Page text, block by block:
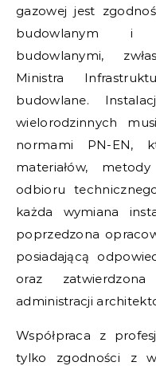
gazowej jest
budowlanym i
budowlanymi,
Ministra
budowlane.
wielorodzinnych
normami PN-EN,
materiałów,
odbioru
każda wymiana
poprzedzona
posiadającą
oraz
administracji
Współpraca z
tylko zgodności z